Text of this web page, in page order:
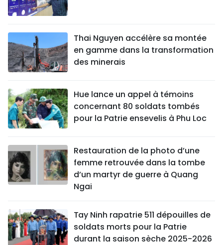
Thai Nguyen accélère sa montée
en gamme dans la transformation
des minerais
Hue lance un appel à témoins
concernant 80 soldats tombés
pour la Patrie ensevelis à Phu Loc
Restauration de la photo d’une
femme retrouvée dans la tombe
d’un martyr de guerre à Quang
Ngai
Tay Ninh rapatrie 511 dépouilles de
soldats morts pour la Patrie
durant la saison sèche 2025-2026